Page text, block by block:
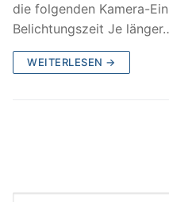
die folgenden Kamera-
Belichtungszeit Je
WEITERLESEN →